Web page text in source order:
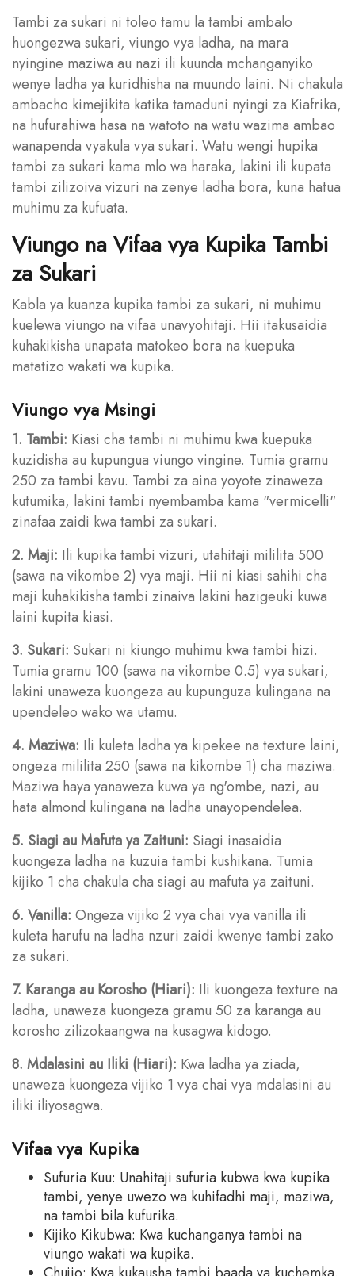
Tambi za sukari ni toleo tamu la tambi ambalo
huongezwa sukari, viungo vya ladha, na mara
nyingine maziwa au nazi ili kuunda mchanganyiko
wenye ladha ya kuridhisha na muundo laini. Ni chakula
ambacho kimejikita katika tamaduni nyingi za Kiafrika,
na hufurahiwa hasa na watoto na watu wazima ambao
wanapenda vyakula vya sukari. Watu wengi hupika
tambi za sukari kama mlo wa haraka, lakini ili kupata
tambi zilizoiva vizuri na zenye ladha bora, kuna hatua
muhimu za kufuata.
Viungo na Vifaa vya Kupika Tambi
za Sukari
Kabla ya kuanza kupika tambi za sukari, ni muhimu
kuelewa viungo na vifaa unavyohitaji. Hii itakusaidia
kuhakikisha unapata matokeo bora na kuepuka
matatizo wakati wa kupika.
Viungo vya Msingi
1. Tambi: Kiasi cha tambi ni muhimu kwa kuepuka
kuzidisha au kupungua viungo vingine. Tumia gramu
250 za tambi kavu. Tambi za aina yoyote zinaweza
kutumika, lakini tambi nyembamba kama "vermicelli"
zinafaa zaidi kwa tambi za sukari.
2. Maji: Ili kupika tambi vizuri, utahitaji mililita 500
(sawa na vikombe 2) vya maji. Hii ni kiasi sahihi cha
maji kuhakikisha tambi zinaiva lakini hazigeuki kuwa
laini kupita kiasi.
3. Sukari: Sukari ni kiungo muhimu kwa tambi hizi.
Tumia gramu 100 (sawa na vikombe 0.5) vya sukari,
lakini unaweza kuongeza au kupunguza kulingana na
upendeleo wako wa utamu.
4. Maziwa: Ili kuleta ladha ya kipekee na texture laini,
ongeza mililita 250 (sawa na kikombe 1) cha maziwa.
Maziwa haya yanaweza kuwa ya ng'ombe, nazi, au
hata almond kulingana na ladha unayopendelea.
5. Siagi au Mafuta ya Zaituni: Siagi inasaidia
kuongeza ladha na kuzuia tambi kushikana. Tumia
kijiko 1 cha chakula cha siagi au mafuta ya zaituni.
6. Vanilla: Ongeza vijiko 2 vya chai vya vanilla ili
kuleta harufu na ladha nzuri zaidi kwenye tambi zako
za sukari.
7. Karanga au Korosho (Hiari): Ili kuongeza texture na
ladha, unaweza kuongeza gramu 50 za karanga au
korosho zilizokaangwa na kusagwa kidogo.
8. Mdalasini au Iliki (Hiari): Kwa ladha ya ziada,
unaweza kuongeza vijiko 1 vya chai vya mdalasini au
iliki iliyosagwa.
Vifaa vya Kupika
Sufuria Kuu: Unahitaji sufuria kubwa kwa kupika
tambi, yenye uwezo wa kuhifadhi maji, maziwa,
na tambi bila kufurika.
Kijiko Kikubwa: Kwa kuchanganya tambi na
viungo wakati wa kupika.